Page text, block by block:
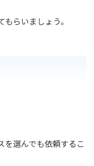
らいましょう。
を選んでも依頼するこ